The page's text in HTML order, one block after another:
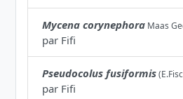
Mycena corynephora Maas
par Fifi
Pseudocolus fusiformis
par Fifi